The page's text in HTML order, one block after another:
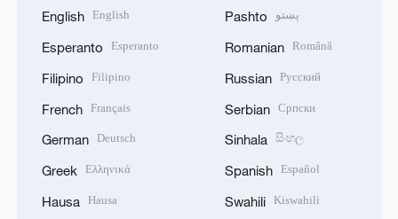
English English
Esperanto Esperanto
Filipino Filipino
French Français
German Deutsch
Greek Ελληνικά
Hausa Hausa
Pashto پښتو
Romanian Română
Russian Русский
Serbian Српски
Sinhala සිංහල
Spanish Español
Swahili Kiswahili